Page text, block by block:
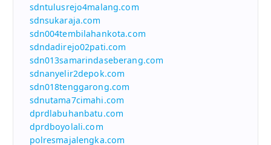
sdntulusrejo4malang.com
sdnsukaraja.com
sdn004tembilahankota.com
sdndadirejo02pati.com
sdn013samarindaseberang.com
sdnanyelir2depok.com
sdn018tenggarong.com
sdnutama7cimahi.com
dprdlabuhanbatu.com
dprdboyolali.com
polresmajalengka.com